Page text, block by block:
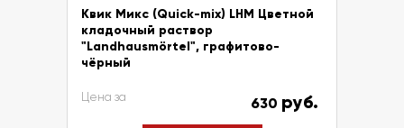
Квик Микс (Quick-mix) LHM Цветной
кладочный раствор
"Landhausmörtel", графитово-
чёрный
Цена за 630 руб.